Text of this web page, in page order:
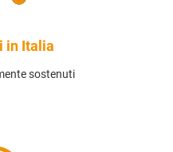
in Italia
sostenuti